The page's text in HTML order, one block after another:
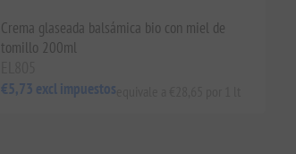
Crema glaseada balsámica bio con miel de
tomillo 200ml
€5,73 excl impuestos